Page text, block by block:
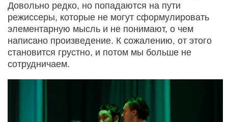
Довольно редко, но попадаются на пути
режиссеры, которые не могут сформулировать
элементарную мысль и не понимают, о чем
написано произведение. К сожалению, от этого
становится грустно, и потом мы больше не
сотрудничаем.